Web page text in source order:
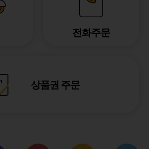
전화주문
상품권 주문